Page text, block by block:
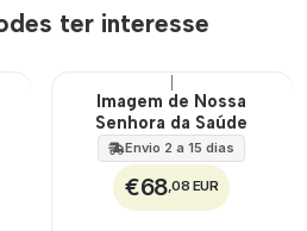
ter interesse
🇵🇹
100%
Imagem de Nossa
Senhora da Saúde
Envio 2 a 15 dias
€68,08 EUR